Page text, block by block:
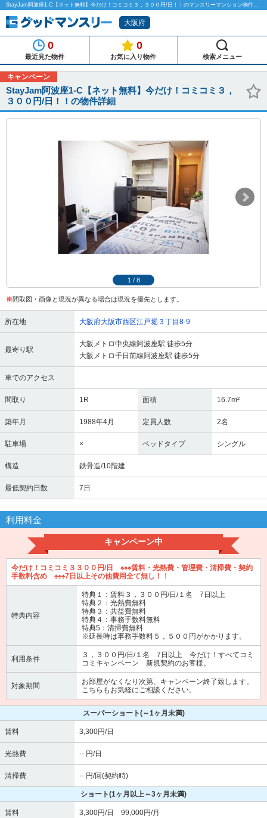
StayJam阿波座1-C【ネット無料】今だけ！コミコミ３，３００円/日！！のマンスリーマンション物件詳細「グッドマンスリー」
大阪府
0
最近見た物件
0
お気に入り物件 検索メニュー
キャンペーン
StayJam阿波座1-C【ネット無料】今だけ！コミコミ３，
３００円/日！！の物件詳細
1 / 8
※間取図・画像と現況が異なる場合は現況を優先とします。
所在地 大阪府大阪市西区江戸堀３丁目8-9
最寄り駅
大阪メトロ中央線阿波座駅 徒歩5分
大阪メトロ千日前線阿波座駅 徒歩5分
車でのアクセス
間取り 1R 面積 16.7m²
築年月 1988年4月 定員人数 2名
駐車場 × ベッドタイプ シングル
構造 鉄骨造/10階建
最低契約日数 7日
利用料金
キャンペーン中
今だけ！コミコミ３３００円/日 ♠♠♠賃料・光熱費・管理費・清掃費・契約
手数料含め ♠♠♠7日以上その他費用全て無し！！
特典内容
特典１：賃料３，３００円/日/１名 7日以上
特典２：光熱費無料
特典３：共益費無料
特典４：事務手数料無料
特典5：清掃費無料
※延長時は事務手数料５，５００円がかかります。
利用条件
３，３００円/日/１名 7日以上 今だけ！すべてコミ
コミキャンペーン 新規契約のお客様。
対象期間
お部屋がなくなり次第、キャンペーン終了致します。
こちらもお気軽にご相談ください。
スーパーショート(～1ヶ月未満)
賃料 3,300円/日
光熱費 -- 円/日
清掃費 -- 円/回(契約時)
ショート(1ヶ月以上～3ヶ月未満)
賃料 3,300円/日 99,000円/月